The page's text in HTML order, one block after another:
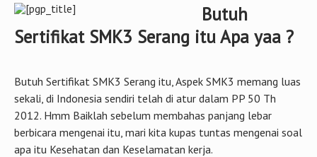
Butuh
Sertifikat SMK3 Serang itu Apa yaa ?
Butuh Sertifikat SMK3 Serang itu, Aspek SMK3 memang luas
sekali, di Indonesia sendiri telah di atur dalam PP 50 Th
2012. Hmm Baiklah sebelum membahas panjang lebar
berbicara mengenai itu, mari kita kupas tuntas mengenai soal
apa itu Kesehatan dan Keselamatan kerja.